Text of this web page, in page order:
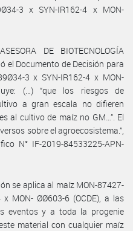
3 x SYN-IR162-4 x MON-
DE BIOTECNOLOGÍA
el Documento de Decisión para
3 x SYN-IR162-4 x MON-
(…) “que los riesgos de
a gran escala no difieren
al cultivo de maíz no GM…”. El
sobre el agroecosistema.”,
N° IF-2019-84533225-APN-
se aplica al maíz MON-87427-
MON- ØØ603-6 (OCDE), a las
eventos y a toda la progenie
material con cualquier maíz